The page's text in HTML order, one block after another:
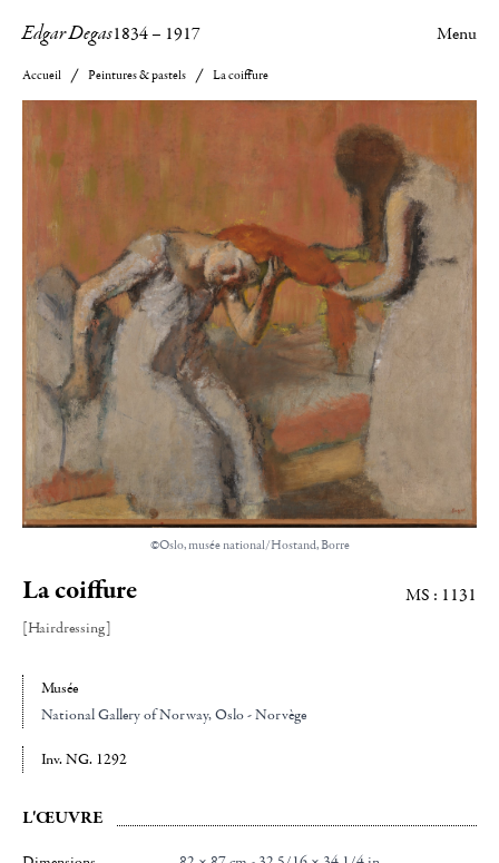
Edgar Degas1834– 1917 Menu
Accueil Peintures & pastels La coiffure
©Oslo, musée national/Hostand, Borre
La coiffure
[Hairdressing]
MS : 1131
Musée
National Gallery of Norway, Oslo - Norvège
Inv. NG. 1292
L'ŒUVRE